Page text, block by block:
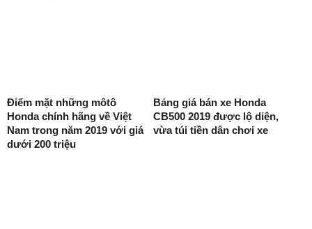
Điểm mặt những môtô
Honda chính hãng về Việt
Nam trong năm 2019 với giá
dưới 200 triệu
Bảng giá bán xe Honda
CB500 2019 được lộ diện,
vừa túi tiền dân chơi xe